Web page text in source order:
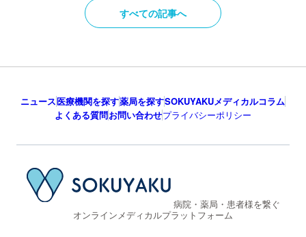
すべての記事へ
ニュース医療機関を探す薬局を探すSOKUYAKUメディカルコラム
よくある質問お問い合わせプライバシーポリシー
病院・薬局・患者様を繋ぐ
オンラインメディカルプラットフォーム